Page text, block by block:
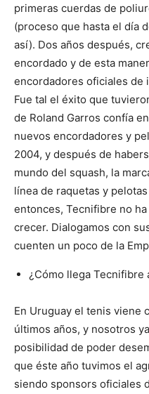
primeras cuerdas de
(proceso que hasta el día
así). Dos años después,
encordado y de esta
encordadores oficiales de
Fue tal el éxito que
de Roland Garros confía
nuevos encordadores y
2004, y después de
mundo del squash, la
línea de raquetas y
entonces, Tecnifibre no
crecer. Dialogamos con
cuenten un poco de la
¿Cómo llega Tecnifibre
En Uruguay el tenis viene
últimos años, y nosotros
posibilidad de poder
que éste año tuvimos el
siendo sponsors oficiales